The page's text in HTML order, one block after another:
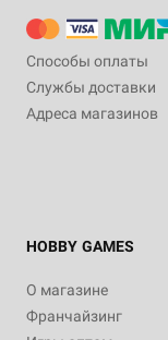
Способы оплаты
Службы доставки
Адреса магазинов
HOBBY GAMES
О магазине
Франчайзинг